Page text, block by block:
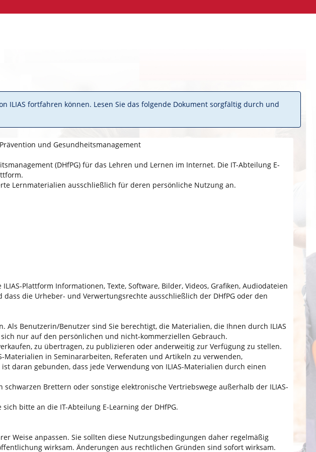
ILIAS fortfahren können. Lesen Sie das folgende Dokument sorgfältig durch und
und Gesundheitsmanagement
(DHfPG) für das Lehren und Lernen im Internet. Die IT-Abteilung E-
Lernmaterialien ausschließlich für deren persönliche Nutzung an.
Plattform Informationen, Texte, Software, Bilder, Videos, Grafiken, Audiodateien
die Urheber- und Verwertungsrechte ausschließlich der DHfPG oder den
Benutzerin/Benutzer sind Sie berechtigt, die Materialien, die Ihnen durch ILIAS
nur auf den persönlichen und nicht-kommerziellen Gebrauch.
zu übertragen, zu publizieren oder anderweitig zur Verfügung zu stellen.
in Seminararbeiten, Referaten und Artikeln zu verwenden,
daran gebunden, dass jede Verwendung von ILIAS-Materialien durch einen
Brettern oder sonstige elektronische Vertriebswege außerhalb der ILIAS-
bitte an die IT-Abteilung E-Learning der DHfPG.
Weise anpassen. Sie sollten diese Nutzungsbedingungen daher regelmäßig
wirksam. Änderungen aus rechtlichen Gründen sind sofort wirksam.